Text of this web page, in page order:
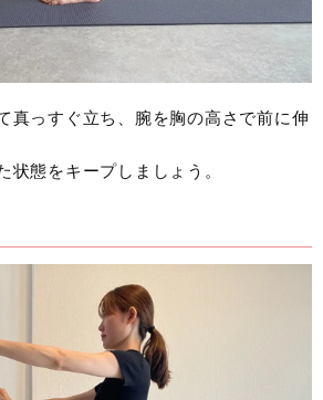
真っすぐ立ち、腕を胸の高さで前に伸
状態をキープしましょう。